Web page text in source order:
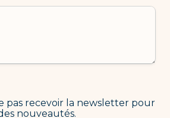
pas recevoir la newsletter pour
nouveautés.